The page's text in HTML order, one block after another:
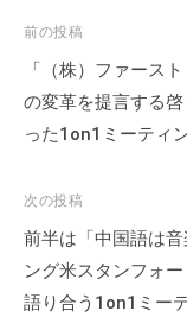
投
稿
ナ
ビ
ー
シ
ョ
ン
前の投稿
「（株）ファース
の変革を提言する
った1on1ミーティ
次の投稿
前半は「中国語は
ング米スタンフォ
語り合う1on1ミー